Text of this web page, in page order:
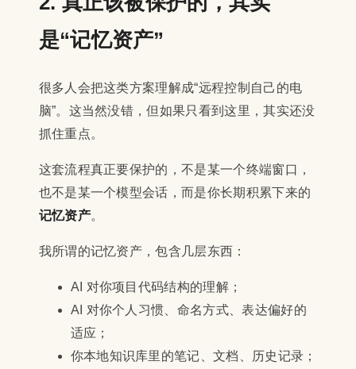
是“记忆资产”
很多人会把这类方案理解成“远程控制自己的电
脑”。这当然没错，但如果只看到这里，其实还没
抓住重点。
这套流程真正要保护的，不是某一个终端窗口，
也不是某一个模型会话，而是你长期积累下来的
记忆资产。
我所谓的记忆资产，包含几层东西：
AI 对你项目代码结构的理解；
AI 对你个人习惯、命名方式、表达偏好的
适应；
你本地知识库里的笔记、文档、历史记录；